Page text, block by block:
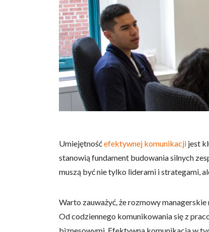
Umiejętnośćefektywnej komunikacji jest
stanowią fundament budowania silnych
muszą być nie tylko liderami i strategami,
Warto zauważyć, że rozmowy
Od codziennego komunikowania się z